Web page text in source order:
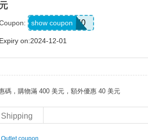
元
HZCP40
show coupon
Expiry on:2024-12-01
碼，購物滿 400 美元，額外優惠 40 美元
Shipping
coupon